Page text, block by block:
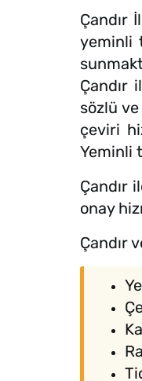
Çandır
yeminli
Çandır
sözlü
çeviri
Yeminli
Çandır
onay
Çandır